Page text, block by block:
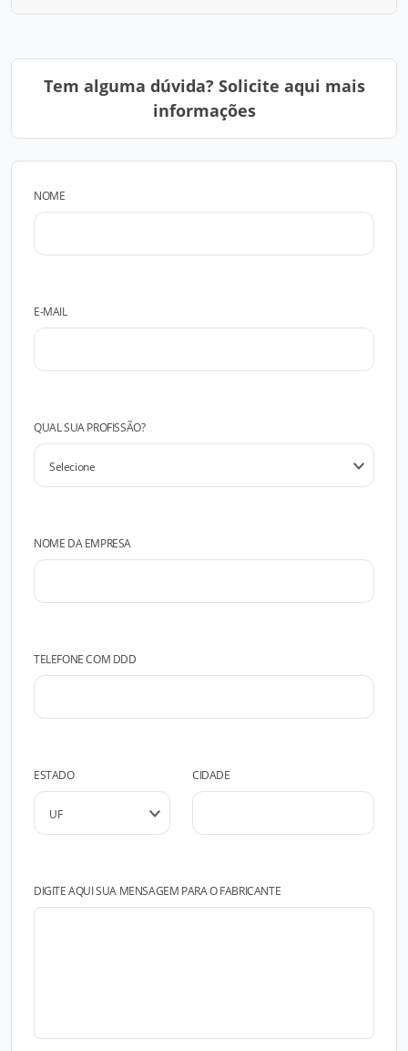
Tem alguma dúvida? Solicite aqui mais
informações
NOME
E-MAIL
QUAL SUA PROFISSÃO?
NOME DA EMPRESA
TELEFONE COM DDD
ESTADO CIDADE
DIGITE AQUI SUA MENSAGEM PARA O FABRICANTE